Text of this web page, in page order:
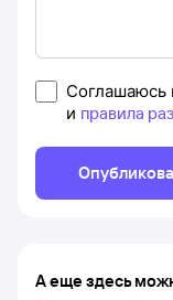
Соглашаюсь
и правила
А еще здесь